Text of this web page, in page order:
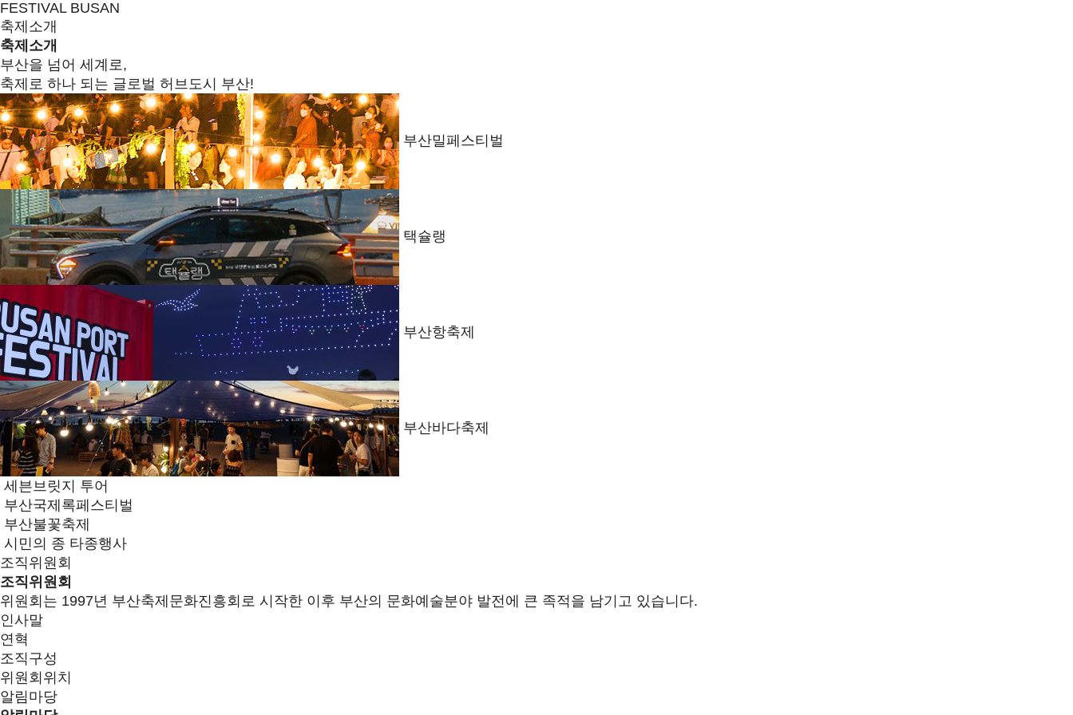
FESTIVAL BUSAN
축제소개
축제소개
부산을 넘어 세계로,
축제로 하나 되는 글로벌 허브도시 부산!
부산밀페스티벌
택슐랭
부산항축제
부산바다축제
세븐브릿지 투어
부산국제록페스티벌
부산불꽃축제
시민의 종 타종행사
조직위원회
조직위원회
위원회는 1997년 부산축제문화진흥회로 시작한 이후 부산의 문화예술분야 발전에 큰 족적을 남기고 있습니다.
인사말
연혁
조직구성
위원회위치
알림마당